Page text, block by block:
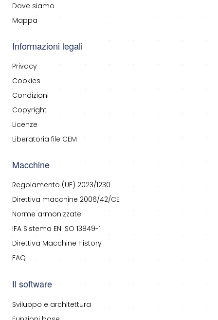
Dove siamo
Mappa
Informazioni legali
Privacy
Cookies
Condizioni
Copyright
Licenze
Liberatoria file CEM
Macchine
Regolamento (UE) 2023/1230
Direttiva macchine 2006/42/CE
Norme armonizzate
IFA Sistema EN ISO 13849-1
Direttiva Macchine History
FAQ
Il software
Sviluppo e architettura